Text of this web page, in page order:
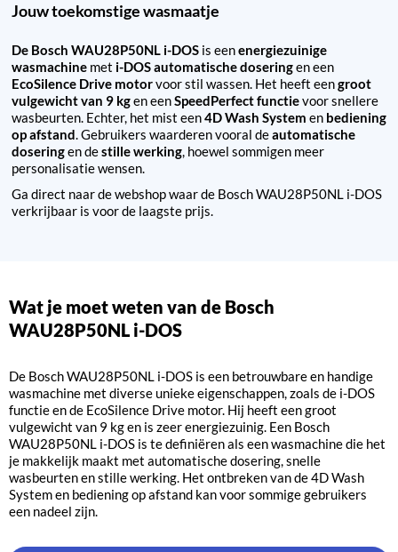
Jouw toekomstige wasmaatje
De Bosch WAU28P50NL i-DOS is eenenergiezuinige
wasmachine met i-DOS automatische doseringen een
EcoSilence Drive motorvoor stil wassen. Het heeft eengroot
vulgewicht van 9 kgen eenSpeedPerfect functievoor snellere
wasbeurten. Echter, het mist een4D Wash System en bediening
op afstand. Gebruikers waarderen vooral deautomatische
doseringen destille werking, hoewel sommigen meer
personalisatie wensen.
Ga direct naar de webshop waar de Bosch WAU28P50NL i-DOS
verkrijbaar is voor de laagste prijs.
Wat je moet weten van de Bosch
WAU28P50NL i-DOS
De Bosch WAU28P50NL i-DOS is een betrouwbare en handige
wasmachine met diverse unieke eigenschappen, zoals de i-DOS
functie en de EcoSilence Drive motor. Hij heeft een groot
vulgewicht van 9 kg en is zeer energiezuinig. Een Bosch
WAU28P50NL i-DOS is te definiëren als een wasmachine die het
je makkelijk maakt met automatische dosering, snelle
wasbeurten en stille werking. Het ontbreken van de 4D Wash
System en bediening op afstand kan voor sommige gebruikers
een nadeel zijn.